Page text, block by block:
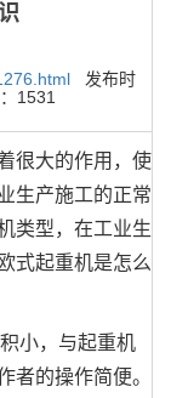
发布时
1531
很大的作用，使
生产施工的正常
类型，在工业生
式起重机是怎么
小，与起重机
者的操作简便。